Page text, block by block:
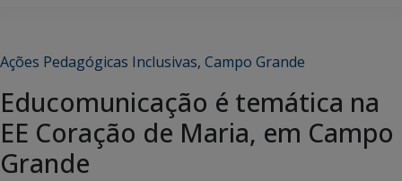
Ações Pedagógicas Inclusivas, Campo Grande
Educomunicação é temática na
EE Coração de Maria, em Campo
Grande